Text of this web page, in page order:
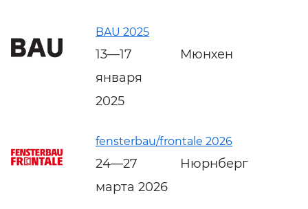
BAU 2025
13—17
января
2025
Мюнхен
fensterbau/frontale 2026
24—27
марта 2026
Нюрнберг